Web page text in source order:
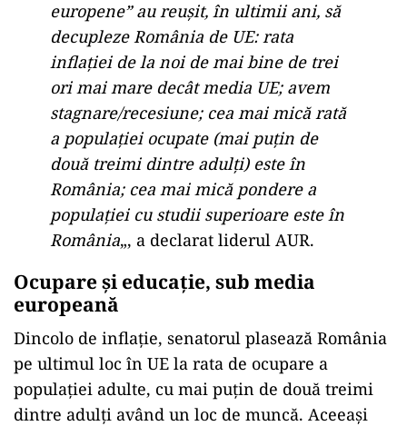
europene” au reuşit, în ultimii ani, să
decupleze România de UE: rata
inflaţiei de la noi de mai bine de trei
ori mai mare decât media UE; avem
stagnare/recesiune; cea mai mică rată
a populaţiei ocupate (mai puţin de
două treimi dintre adulţi) este în
România; cea mai mică pondere a
populaţiei cu studii superioare este în
România„, a declarat liderul AUR.
Ocupare şi educaţie, sub media
europeană
Dincolo de inflaţie, senatorul plasează România
pe ultimul loc în UE la rata de ocupare a
populaţiei adulte, cu mai puţin de două treimi
dintre adulţi având un loc de muncă. Aceeaşi